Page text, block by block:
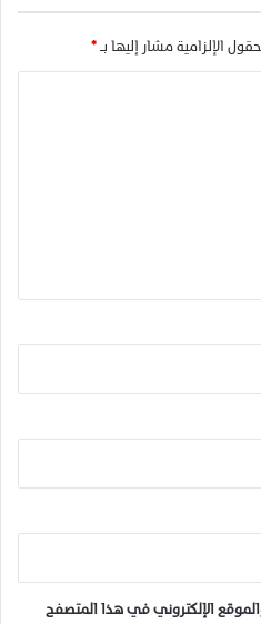
الإلزامية مشار إليها بـ *
الإلكتروني في هذا المتصفح